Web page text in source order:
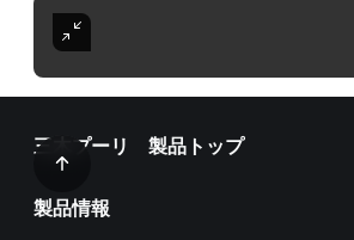
三木プーリ 製品トップ
製品情報